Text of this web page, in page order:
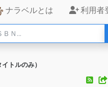
ナラベルとは 利用者
トルのみ）